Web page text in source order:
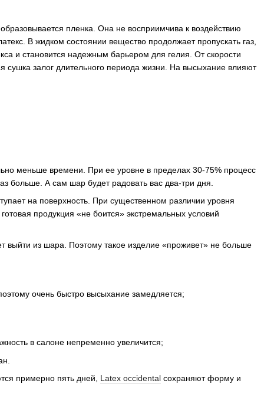
пленка. Она не восприимчива к воздействию
В жидком состоянии вещество продолжает пропускать газ,
и становится надежным барьером для гелия. От скорости
сушка залог длительного периода жизни. На высыхание влияют
меньше времени. При ее уровне в пределах 30-75% процесс
больше. А сам шар будет радовать вас два-три дня.
на поверхность. При существенном различии уровня
продукция «не боится» экстремальных условий
выйти из шара. Поэтому такое изделие «проживет» не больше
очень быстро высыхание замедляется;
в салоне непременно увеличится;
примерно пять дней, Latex occidental сохраняют форму и